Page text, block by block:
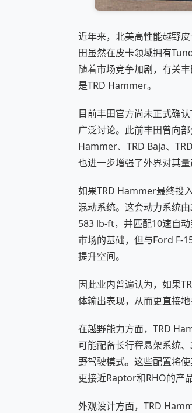
近年来，北美高性能越野
田虽然在皮卡领域拥有
随着市场竞争加剧，有关
是TRD Hammer。
目前丰田官方尚未正式确
广泛讨论。此前丰田曾向
Hammer、TRD Baja、
也进一步增强了外界对其量
如果TRD Hammer最终投
混动系统。这套动力系统
583 lb-ft，并匹配10速自
市场的基础，但与Ford F-
提升空间。
因此业内普遍认为，如果
体输出表现，从而更直接
在越野能力方面，TRD
可能配备长行程悬架系统
野驾驶模式。这些配置将
更接近Raptor和RHO的产
外观设计方面，TRD